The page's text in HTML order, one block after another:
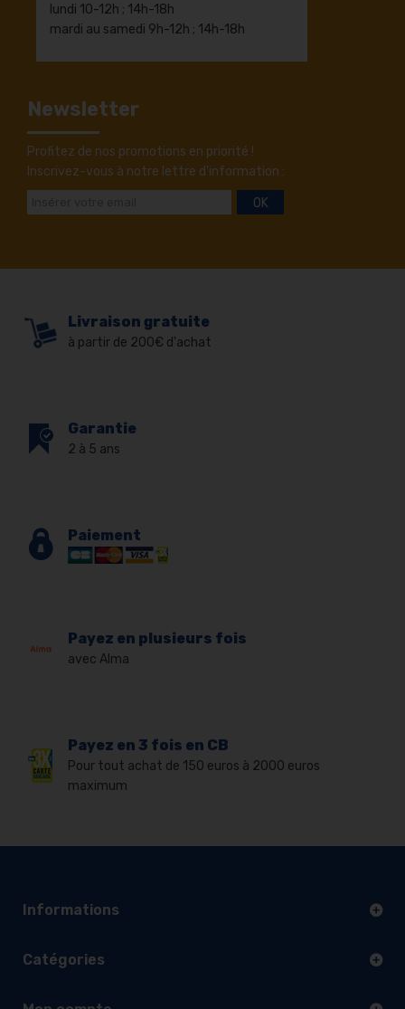
lundi 10-12h ; 14h-18h
mardi au samedi 9h-12h ; 14h-18h
Newsletter
Profitez de nos promotions en priorité !
Inscrivez-vous à notre lettre d'information :
OK
Livraison gratuite
à partir de 200€ d'achat
Garantie
2 à 5 ans
Paiement
Payez en plusieurs fois
avec Alma
Payez en 3 fois en CB
Pour tout achat de 150 euros à 2000 euros
maximum
Informations
Catégories